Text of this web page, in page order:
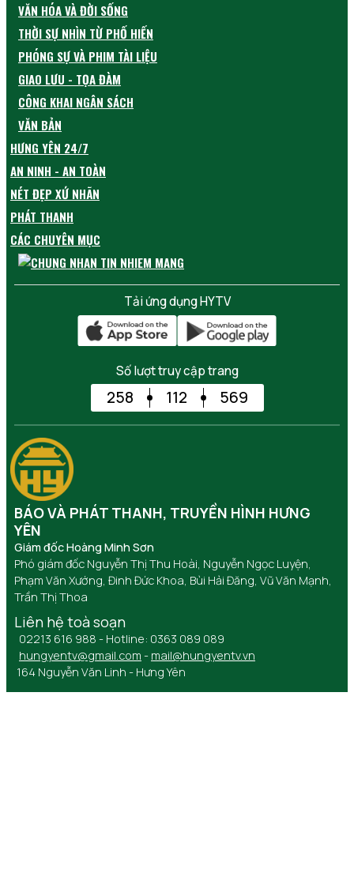
VĂN HÓA VÀ ĐỜI SỐNG
THỜI SỰ NHÌN TỪ PHỐ HIẾN
PHÓNG SỰ VÀ PHIM TÀI LIỆU
GIAO LƯU - TỌA ĐÀM
CÔNG KHAI NGÂN SÁCH
VĂN BẢN
HƯNG YÊN 24/7
AN NINH - AN TOÀN
NÉT ĐẸP XỨ NHÃN
PHÁT THANH
CÁC CHUYÊN MỤC
Tải ứng dụng HYTV
Số lượt truy cập trang
258 112 569
BÁO VÀ PHÁT THANH, TRUYỀN HÌNH HƯNG
YÊN
Giám đốc Hoàng Minh Sơn
Phó giám đốc Nguyễn Thị Thu Hoài, Nguyễn Ngọc Luyện,
Phạm Văn Xướng, Đinh Đức Khoa, Bùi Hải Đăng, Vũ Văn Mạnh,
Trần Thị Thoa
Liên hệ toà soạn
02213 616 988 - Hotline: 0363 089 089
hungyentv@gmail.com - mail@hungyentv.vn
164 Nguyễn Văn Linh - Hưng Yên